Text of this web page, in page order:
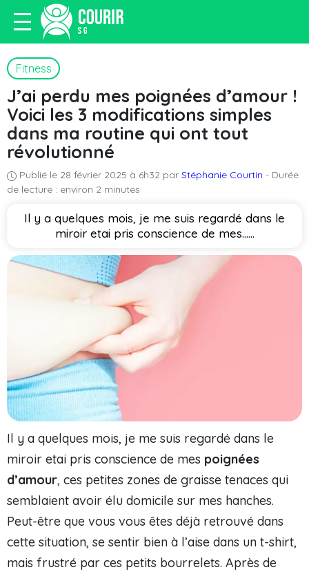
Fitness
J’ai perdu mes poignées d’amour !
Voici les 3 modifications simples
dans ma routine qui ont tout
révolutionné
Publié le 28 février 2025 à 6h32 par Stéphanie Courtin - Durée
de lecture : environ 2 minutes
Il y a quelques mois, je me suis regardé dans le
miroir etai pris conscience de mes…...
Il y a quelques mois, je me suis regardé dans le
miroir etai pris conscience de mes poignées
d’amour, ces petites zones de graisse tenaces qui
semblaient avoir élu domicile sur mes hanches.
Peut-être que vous vous êtes déjà retrouvé dans
cette situation, se sentir bien à l’aise dans un t-shirt,
mais frustré par ces petits bourrelets. Après de